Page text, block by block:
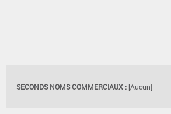
SECONDS NOMS COMMERCIAUX : [Aucun]